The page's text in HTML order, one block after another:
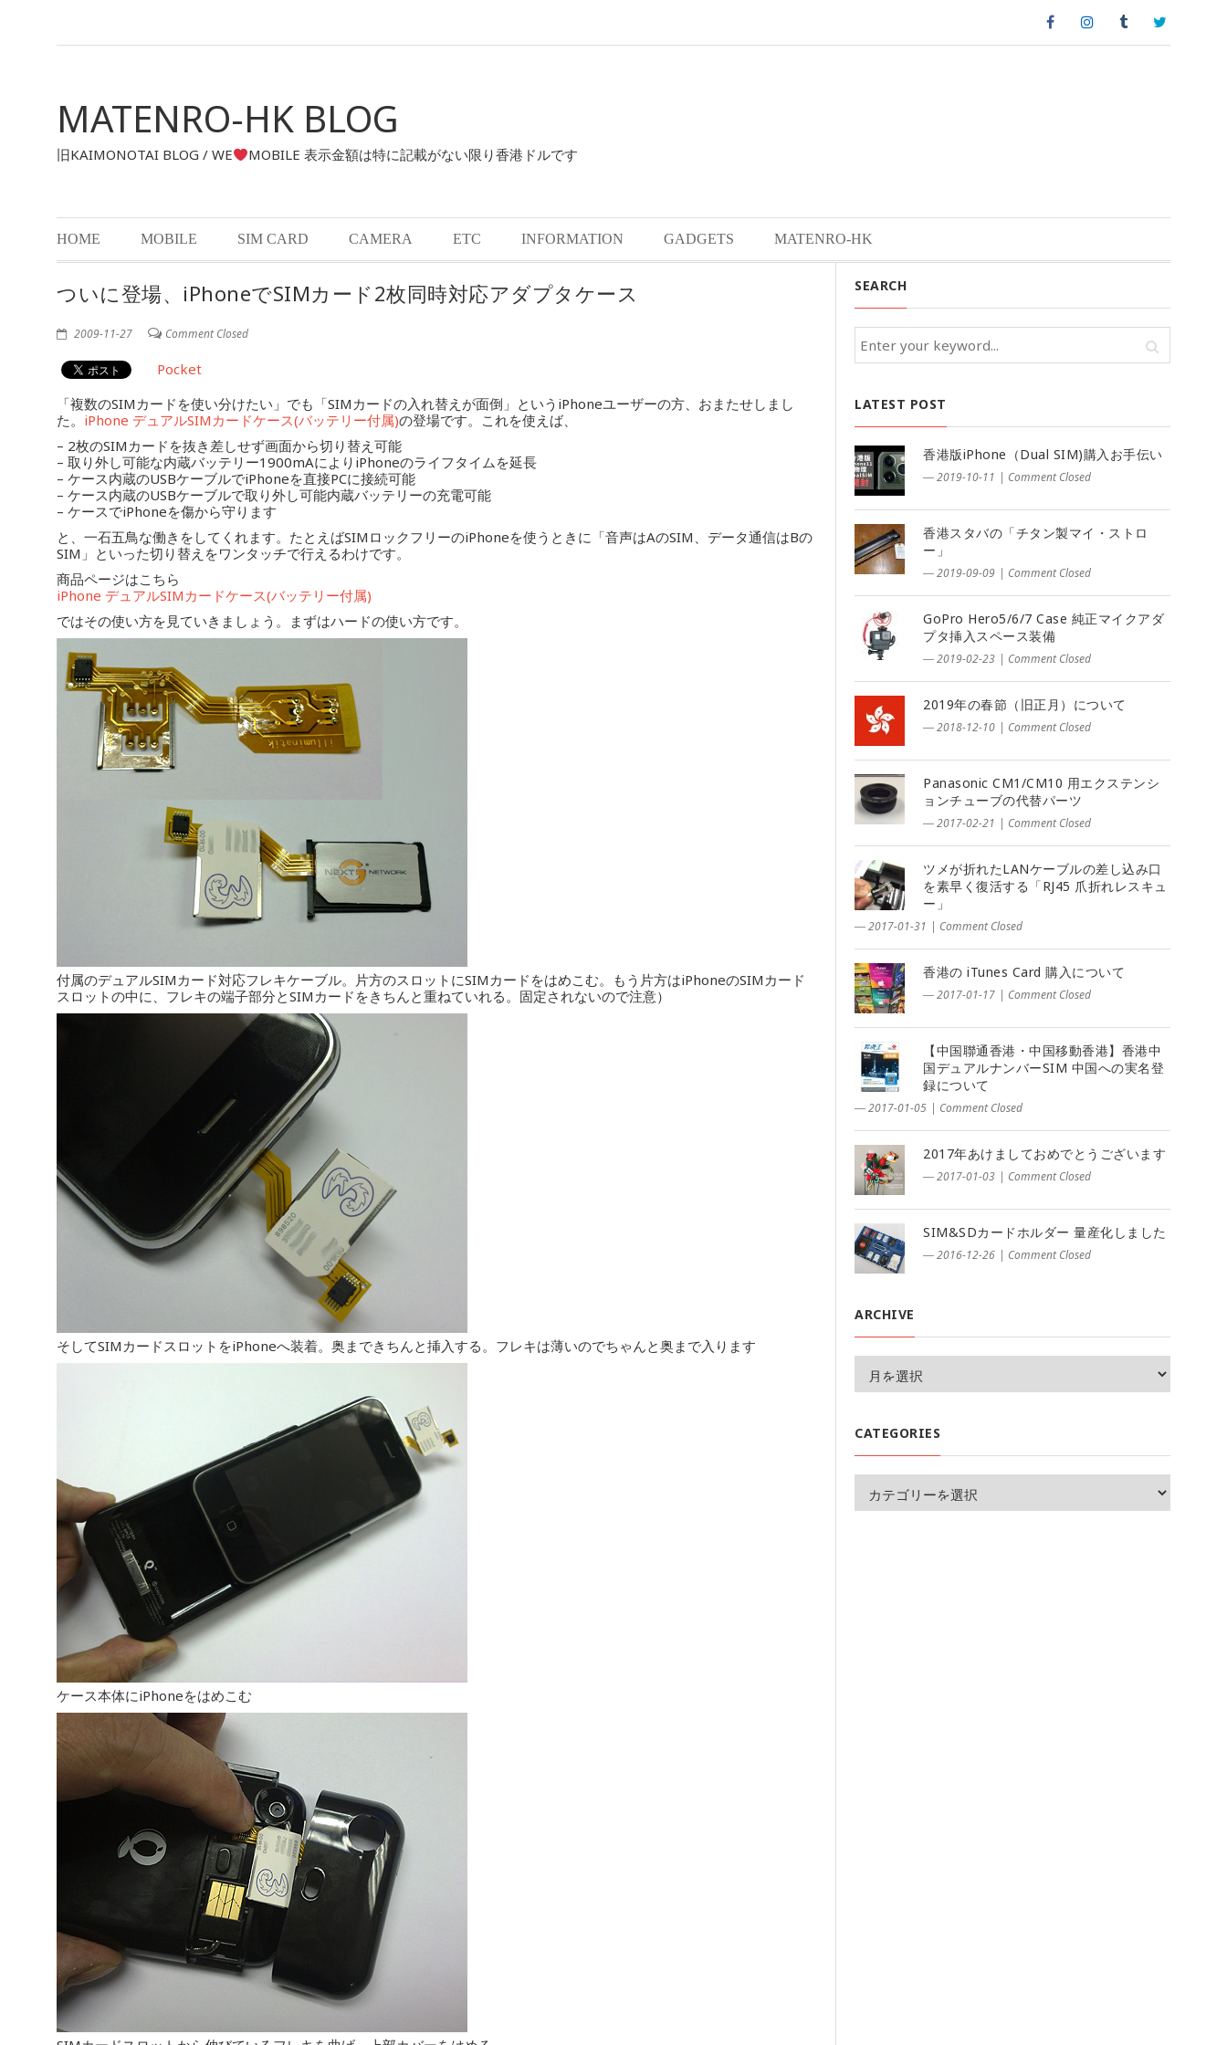
MATENRO-HK BLOG
旧KAIMONOTAI BLOG / WE MOBILE 表示金額は特に記載がない限り香港ドルです
HOME MOBILE SIM CARD CAMERA ETC INFORMATION GADGETS MATENRO-HK
ついに登場、iPhoneでSIMカード2枚同時対応アダプタケース
2009-11-27 Comment Closed
Pocket
「複数のSIMカードを使い分けたい」でも「SIMカードの入れ替えが面倒」というiPhoneユーザーの方、おまたせしまし
た。 iPhone デュアルSIMカードケース(バッテリー付属)の登場です。これを使えば、
– 2枚のSIMカードを抜き差しせず画面から切り替え可能
– 取り外し可能な内蔵バッテリー1900mAによりiPhoneのライフタイムを延長
– ケース内蔵のUSBケーブルでiPhoneを直接PCに接続可能
– ケース内蔵のUSBケーブルで取り外し可能内蔵バッテリーの充電可能
– ケースでiPhoneを傷から守ります
と、一石五鳥な働きをしてくれます。たとえばSIMロックフリーのiPhoneを使うときに「音声はAのSIM、データ通信はBの
SIM」といった切り替えをワンタッチで行えるわけです。
商品ページはこちら
iPhone デュアルSIMカードケース(バッテリー付属)
ではその使い方を見ていきましょう。まずはハードの使い方です。
付属のデュアルSIMカード対応フレキケーブル。片方のスロットにSIMカードをはめこむ。もう片方はiPhoneのSIMカード
スロットの中に、フレキの端子部分とSIMカードをきちんと重ねていれる。固定されないので注意）
そしてSIMカードスロットをiPhoneへ装着。奥まできちんと挿入する。フレキは薄いのでちゃんと奥まで入ります
ケース本体にiPhoneをはめこむ
SEARCH
LATEST POST
香港版iPhone（Dual SIM)購入お手伝い
― 2019-10-11 | Comment Closed
香港スタバの「チタン製マイ・ストロ
ー」
― 2019-09-09 | Comment Closed
GoPro Hero5/6/7 Case 純正マイクアダ
プタ挿入スペース装備
― 2019-02-23 | Comment Closed
2019年の春節（旧正月）について
― 2018-12-10 | Comment Closed
Panasonic CM1/CM10 用エクステンシ
ョンチューブの代替パーツ
― 2017-02-21 | Comment Closed
ツメが折れたLANケーブルの差し込み口
を素早く復活する「RJ45 爪折れレスキュ
ー」
― 2017-01-31 | Comment Closed
香港の iTunes Card 購入について
― 2017-01-17 | Comment Closed
【中国聯通香港・中国移動香港】香港中
国デュアルナンバーSIM 中国への実名登
録について
― 2017-01-05 | Comment Closed
2017年あけましておめでとうございます
― 2017-01-03 | Comment Closed
SIM&SDカードホルダー 量産化しました
― 2016-12-26 | Comment Closed
ARCHIVE
CATEGORIES